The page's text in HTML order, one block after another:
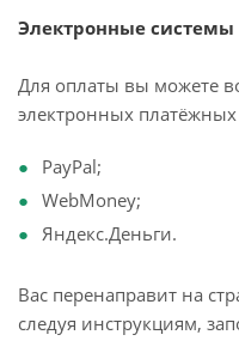
Электронные системы
Для оплаты вы можете
электронных платёжных
PayPal;
WebMoney;
Яндекс.Деньги.
Вас перенаправит на
следуя инструкциям,